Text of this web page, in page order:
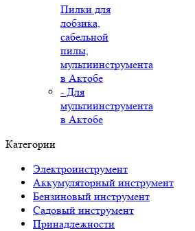
Пилки для
лобзика,
сабельной
пилы,
мультиинструмента
в Актобе
- Для
мультиинструмента
в Актобе
Категории
Электроинструмент
Аккумуляторный инструмент
Бензиновый инструмент
Садовый инструмент
Принадлежности